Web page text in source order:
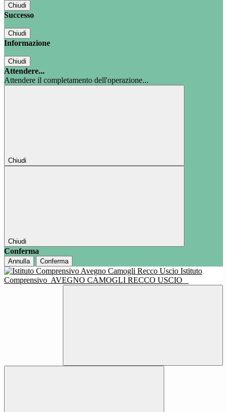
Chiudi
Successo
Chiudi
Informazione
Chiudi
Attendere...
Attendere il completamento dell'operazione...
Chiudi
Chiudi
Conferma
Annulla Conferma
Istituto
Comprensivo AVEGNO CAMOGLI RECCO USCIO